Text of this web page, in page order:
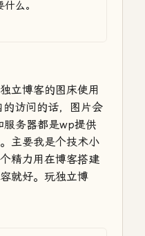
么。
立博客的图床使用
访问的话，图片会
务器都是wp提供
主要我是个技术小
精力用在博客搭建
就好。玩独立博